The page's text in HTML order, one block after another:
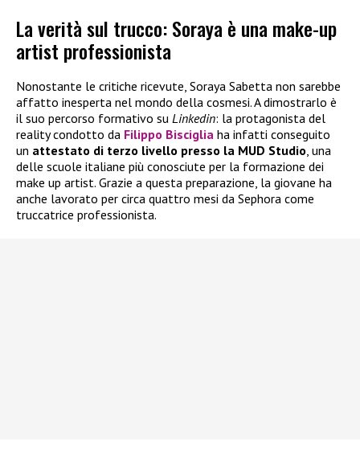
La verità sul trucco: Soraya è una make-up
artist professionista
Nonostante le critiche ricevute, Soraya Sabetta non sarebbe
affatto inesperta nel mondo della cosmesi. A dimostrarlo è
il suo percorso formativo su Linkedin: la protagonista del
reality condotto da Filippo Bisciglia ha infatti conseguito
un attestato di terzo livello presso la MUD Studio , una
delle scuole italiane più conosciute per la formazione dei
make up artist. Grazie a questa preparazione, la giovane ha
anche lavorato per circa quattro mesi da Sephora come
truccatrice professionista.